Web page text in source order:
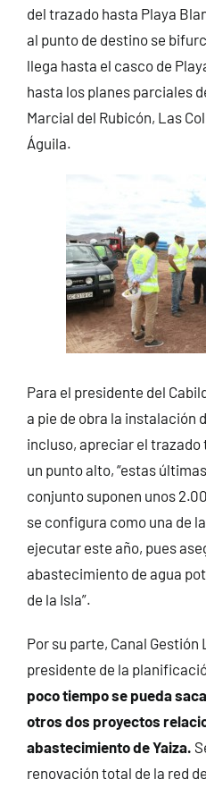
del trazado hasta Playa
al punto de destino se
llega hasta el casco de
hasta los planes parciales
Marcial del Rubicón, Las
Águila.
Para el presidente del
a pie de obra la instalación
incluso, apreciar el trazado
un punto alto, “estas
conjunto suponen unos
se configura como una de
ejecutar este año, pues
abastecimiento de agua
de la Isla”.
Por su parte, Canal
presidente de la
poco tiempo se pueda
otros dos proyectos
abastecimiento de Yaiza.
renovación total de la red